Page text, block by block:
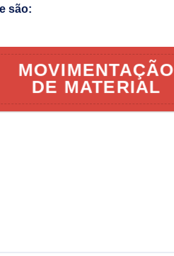
são:
MOVIMENTAÇÃO
DE MATERIAL